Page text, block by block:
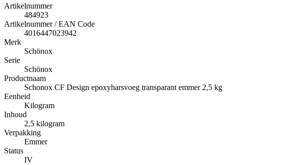
Artikelnummer
484923
Artikelnummer / EAN Code
4016447023942
Merk
Schönox
Serie
Schönox
Productnaam
Schonox CF Design epoxyharsvoeg transparant emmer 2,5 kg
Eenheid
Kilogram
Inhoud
2,5 kilogram
Verpakking
Emmer
Status
IV